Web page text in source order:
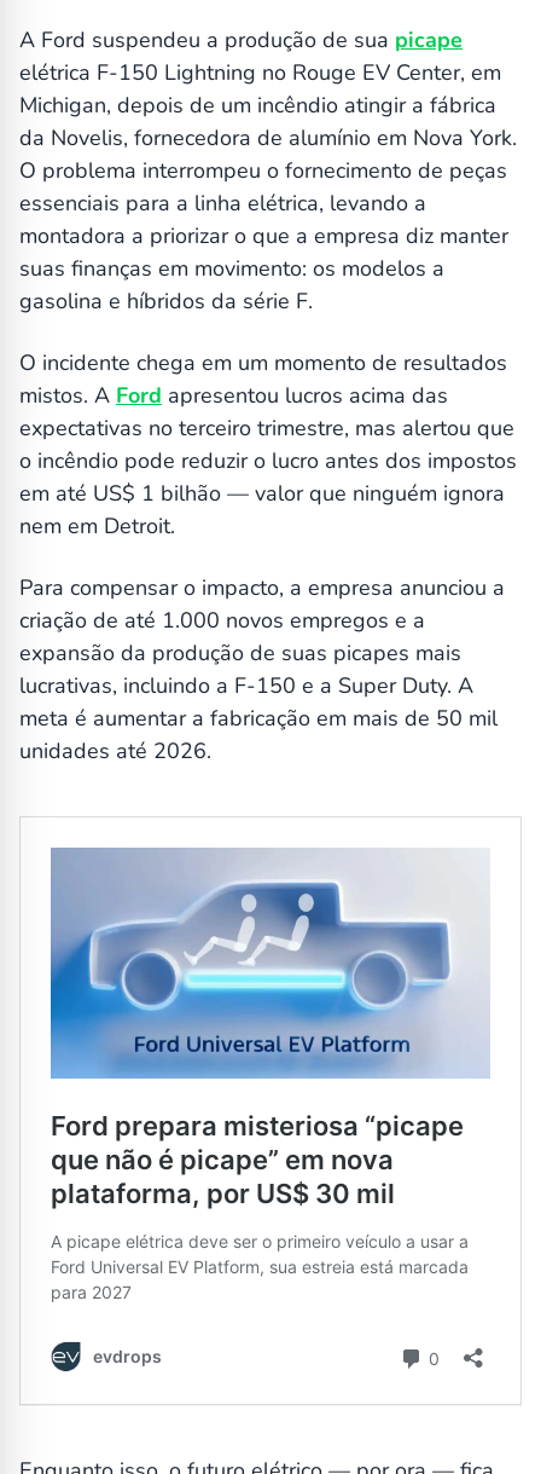
A Ford suspendeu a produção de sua picape
elétrica F-150 Lightning no Rouge EV Center, em
Michigan, depois de um incêndio atingir a fábrica
da Novelis, fornecedora de alumínio em Nova York.
O problema interrompeu o fornecimento de peças
essenciais para a linha elétrica, levando a
montadora a priorizar o que a empresa diz manter
suas finanças em movimento: os modelos a
gasolina e híbridos da série F.
O incidente chega em um momento de resultados
mistos. A Ford apresentou lucros acima das
expectativas no terceiro trimestre, mas alertou que
o incêndio pode reduzir o lucro antes dos impostos
em até US$ 1 bilhão — valor que ninguém ignora
nem em Detroit.
Para compensar o impacto, a empresa anunciou a
criação de até 1.000 novos empregos e a
expansão da produção de suas picapes mais
lucrativas, incluindo a F-150 e a Super Duty. A
meta é aumentar a fabricação em mais de 50 mil
unidades até 2026.